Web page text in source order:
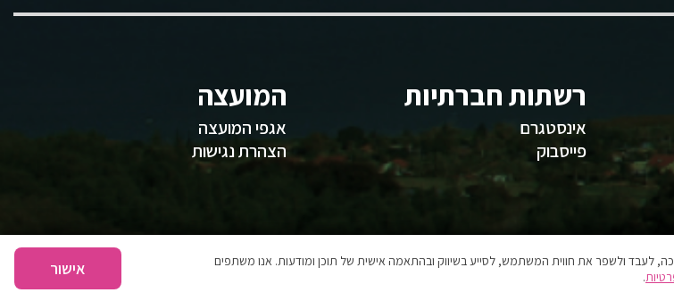
רשתות חברתיות
אינסטגרם
פייסבוק
המועצה
אגפי המועצה
הצהרת נגישות
לעבד ולשפר את חווית המשתמש, לסייע בשיווק ובהתאמה אישית של תוכן ומודעות. אנו משתפים
. אישור